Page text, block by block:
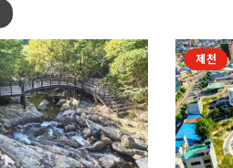
제천